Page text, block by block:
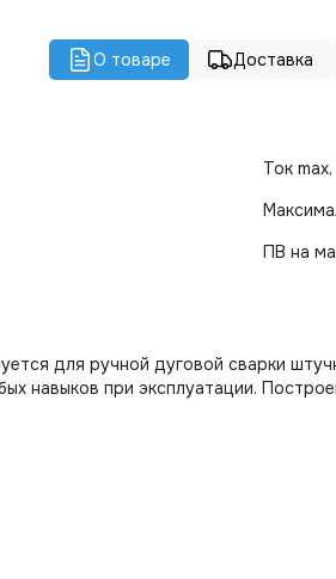
О товаре Доставка
Ток max,
ПВ на
для ручной дуговой сварки
навыков при эксплуатации.